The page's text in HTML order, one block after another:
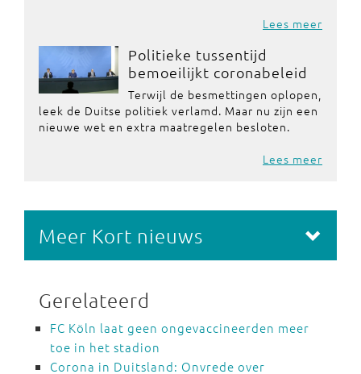
Lees meer
Politieke tussentijd
bemoeilijkt coronabeleid
Terwijl de besmettingen oplopen,
leek de Duitse politiek verlamd. Maar nu zijn een
nieuwe wet en extra maatregelen besloten.
Lees meer
Meer Kort nieuws
Gerelateerd
FC Köln laat geen ongevaccineerden meer
toe in het stadion
Corona in Duitsland: Onvrede over